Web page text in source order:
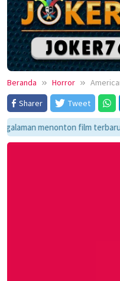
Beranda Horror
Sharer
Tweet
film terbaru dengan